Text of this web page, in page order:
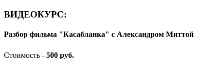
ВИДЕОКУРС:
Разбор фильма "Касабланка" с Александром Миттой
Стоимость - 500 руб.